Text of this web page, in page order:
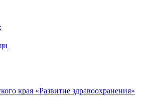
края «Развитие здравоохранения»